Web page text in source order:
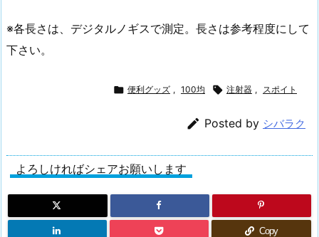
※各長さは、デジタルノギスで測定。長さは参考程度にして
下さい。
 便利グッズ , 100均  注射器 , スポイト
 Posted by シバラク
よろしければシェアお願いします
Copy